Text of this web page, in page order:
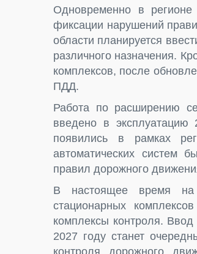
Одновременно в регионе
фиксации нарушений
области планируется
различного назначения.
комплексов, после
ПДД.
Работа по расширению
введено в эксплуатацию
появились в рамках
автоматических систем
правил дорожного
В настоящее время на
стационарных
комплексы контроля. Ввод
2027 году станет